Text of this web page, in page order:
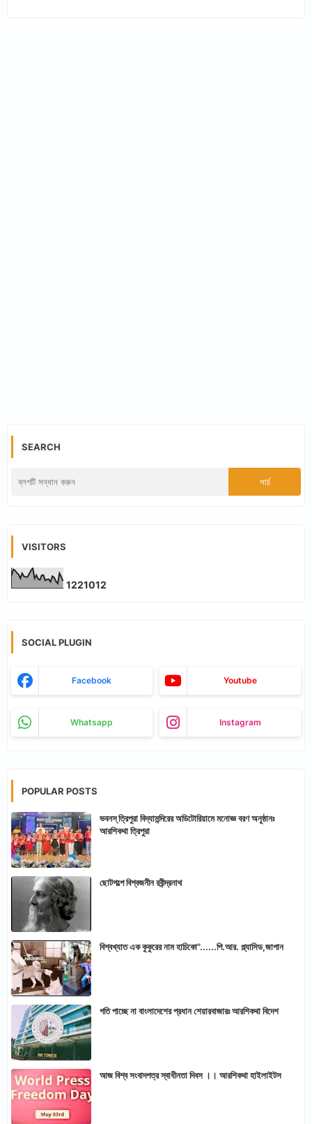
SEARCH
VISITORS
1221012
SOCIAL PLUGIN
Facebook Youtube
Whatsapp Instagram
POPULAR POSTS
ভবনস্ ত্রিপুরা বিদ্যামন্দিরের অডিটোরিয়ামে মনোজ্ঞ বরণ অনুষ্ঠানঃ
আরশিকথা ত্রিপুরা
ছোটগল্পে বিশ্বজনীন রবীন্দ্রনাথ
বিশ্বখ্যাত এক কুকুরের নাম হাচিকো"......পি.আর. প্ল্যাসিড,জাপান
গতি পাচ্ছে না বাংলাদেশের প্রধান শেয়ারবাজারঃ আরশিকথা বিদেশ
আজ বিশ্ব সংবাদপত্র স্বাধীনতা দিবস ।। আরশিকথা হাইলাইটস